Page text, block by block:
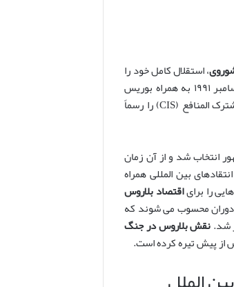
، استقلال کامل خود را
تبدیل شد. استانیسلاو شوشکویچ، رهبر وقت بلاروس، در ۸ دسامبر ۱۹۹۱ به همراه بوریس
یلتسین از روسیه و لئونید کراوچوک از اوکراین، انحلال اتحاد شوروی و تشکیل کشورهای مستقل مشترک المنافع (CIS) را رسماً
انتخاب شد و از آن زمان
بین المللی همراه
اقتصاد بلاروس
در سال ۲۰۲۰، از دیگر وقایع مهم این دوران محسوب می شوند که
شد.نقش بلاروس در جنگ
از پیش تیره کرده است.